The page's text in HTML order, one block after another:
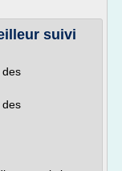
suivi
des
des